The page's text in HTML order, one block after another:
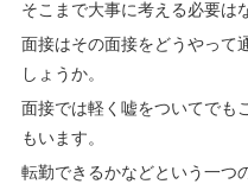
そこまで大事に考える必要は
面接はその面接をどうやって
しょうか。
面接では軽く嘘をついてでも
もいます。
転勤できるかなどという一つ